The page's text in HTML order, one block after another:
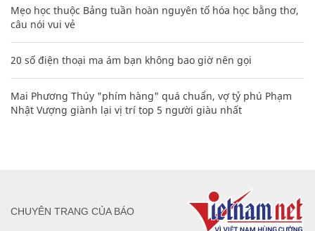
Mẹo học thuộc Bảng tuần hoàn nguyên tố hóa học bằng thơ,
câu nói vui vẻ
20 số điện thoại ma ám bạn không bao giờ nên gọi
Mai Phương Thúy "phím hàng" quá chuẩn, vợ tỷ phú Phạm
Nhật Vượng giành lại vị trí top 5 người giàu nhất
CHUYÊN TRANG CỦA BÁO